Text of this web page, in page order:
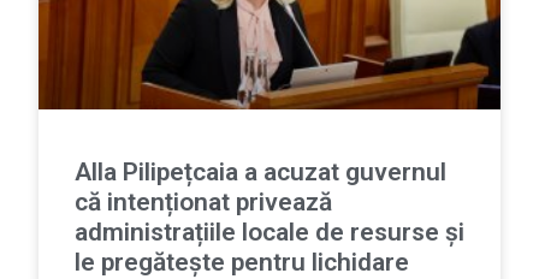
Alla Pilipețcaia a acuzat guvernul
că intenționat privează
administrațiile locale de resurse și
le pregătește pentru lichidare